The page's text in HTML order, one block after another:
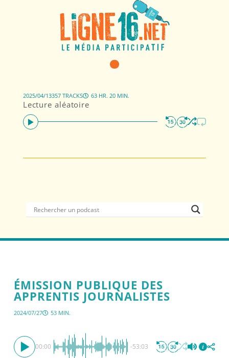
Lecture aléatoire
2025/04/13357 TRACKS 63 HR. 20 MIN.
ÉMISSION PUBLIQUE DES
APPRENTIS JOURNALISTES
2024/07/27 53 MIN.
00:00 -53:03